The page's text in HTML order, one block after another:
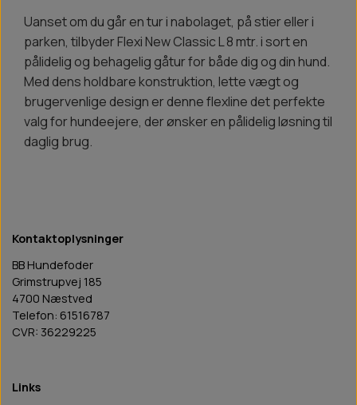
Uanset om du går en tur i nabolaget, på stier eller i
parken, tilbyder Flexi New Classic L 8 mtr. i sort en
pålidelig og behagelig gåtur for både dig og din hund.
Med dens holdbare konstruktion, lette vægt og
brugervenlige design er denne flexline det perfekte
valg for hundeejere, der ønsker en pålidelig løsning til
daglig brug.
Kontaktoplysninger
BB Hundefoder
Grimstrupvej 185
4700 Næstved
Telefon: 61516787
CVR: 36229225
Links